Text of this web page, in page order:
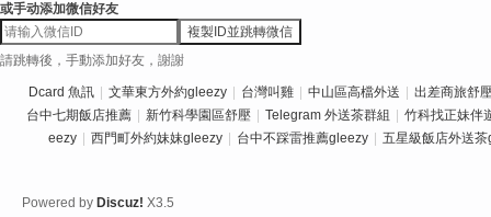
或手动添加微信好友
複製ID並跳轉微信
請跳轉後，手動添加好友，謝謝
Dcard 魚訊 文華東方外約gleezy 台灣叫雞 中山區高檔外送
出差商旅舒
台中七期飯店推薦
新竹科學園區舒壓 Telegram 外送茶群組
竹科找正妹伴
eezy
西門町外約妹妹gleezy 台中不踩雷推薦gleezy 五星級飯店外送
Powered by Discuz! X3.5